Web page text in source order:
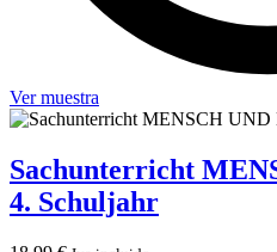
Ver muestra
Sachunterricht
4. Schuljahr